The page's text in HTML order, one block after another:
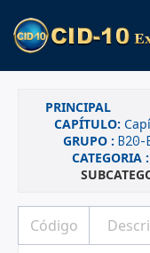
PRINCIPAL
CAPÍTULO:
GRUPO : B20-
CATEGORIA :